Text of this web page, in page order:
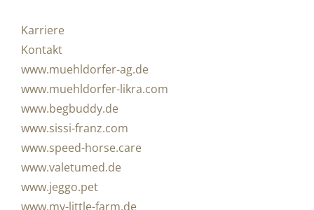
Karriere
Kontakt
www.muehldorfer-ag.de
www.muehldorfer-likra.com
www.begbuddy.de
www.sissi-franz.com
www.speed-horse.care
www.valetumed.de
www.jeggo.pet
www.my-little-farm.de